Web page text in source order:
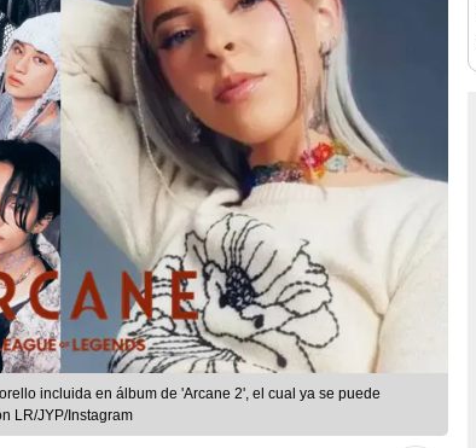
incluida en álbum de 'Arcane 2', el cual ya se puede
LR/JYP/Instagram